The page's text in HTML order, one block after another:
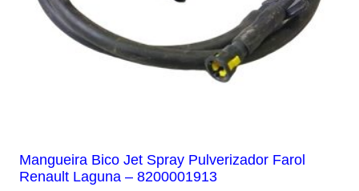
Mangueira Bico Jet Spray Pulverizador Farol
Renault Laguna – 8200001913